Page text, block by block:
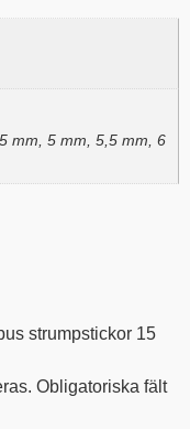
mm, 5 mm, 5,5 mm, 6
strumpstickor 15
Obligatoriska fält